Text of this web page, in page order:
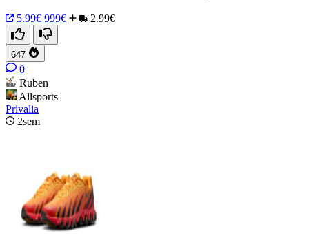
5.99€ 999€ 2.99€
647
0
Ruben
Allsports
Privalia
2sem